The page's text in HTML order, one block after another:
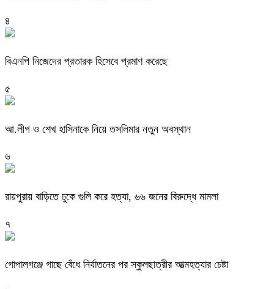
৪
বিএনপি নিজেদের প্রতারক হিসেবে প্রমাণ করেছে
৫
আ.লীগ ও শেখ হাসিনাকে নিয়ে তসলিমার নতুন অবস্থান
৬
রায়পুরায় বাড়িতে ঢুকে গুলি করে হত্যা, ৬৬ জনের বিরুদ্ধে মামলা
৭
গোপালগঞ্জে গাছে বেঁধে নির্যাতনের পর স্কুলছাত্রীর আত্মহত্যার চেষ্টা